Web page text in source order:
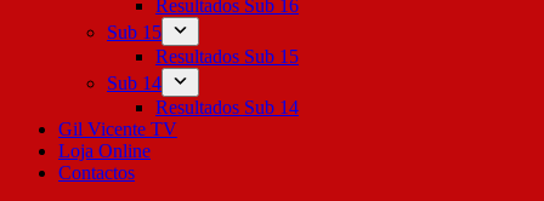
Resultados Sub 16
Sub 15
Resultados Sub 15
Sub 14
Resultados Sub 14
Gil Vicente TV
Loja Online
Contactos